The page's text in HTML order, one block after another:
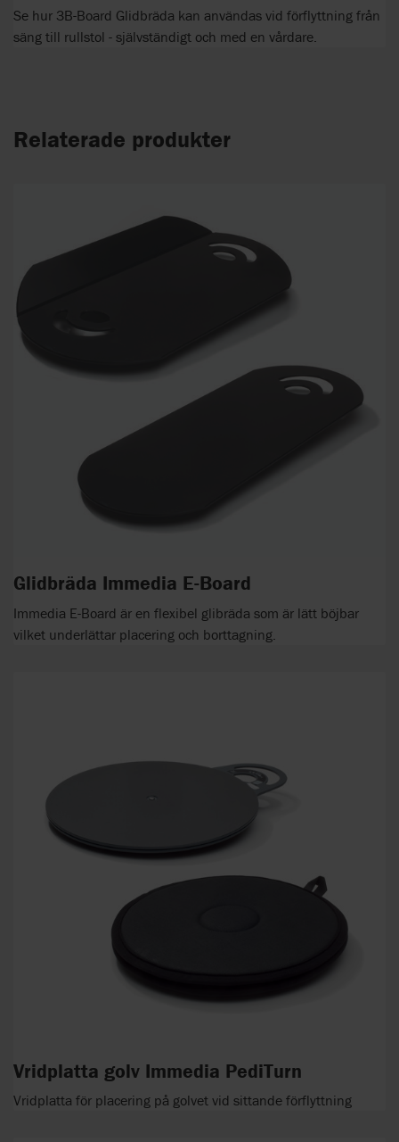
Se hur 3B-Board Glidbräda kan användas vid förflyttning från
säng till rullstol - självständigt och med en vårdare.
Relaterade produkter
Glidbräda Immedia E-Board
Immedia E-Board är en flexibel glibräda som är lätt böjbar
vilket underlättar placering och borttagning.
Vridplatta golv Immedia PediTurn
Vridplatta för placering på golvet vid sittande förflyttning